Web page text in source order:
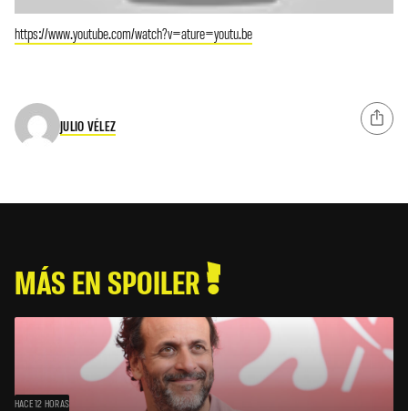
https://www.youtube.com/watch?v=ature=youtu.be
JULIO VÉLEZ
MÁS EN SPOILER
HACE 12 HORAS